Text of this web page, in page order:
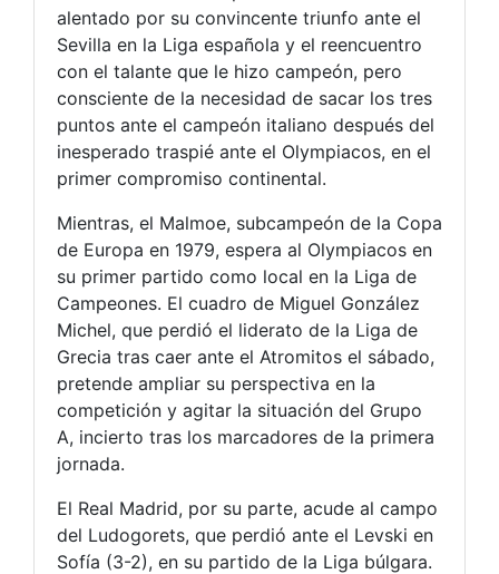
alentado por su convincente triunfo ante el
Sevilla en la Liga española y el reencuentro
con el talante que le hizo campeón, pero
consciente de la necesidad de sacar los tres
puntos ante el campeón italiano después del
inesperado traspié ante el Olympiacos, en el
primer compromiso continental.
Mientras, el Malmoe, subcampeón de la Copa
de Europa en 1979, espera al Olympiacos en
su primer partido como local en la Liga de
Campeones. El cuadro de Miguel González
Michel, que perdió el liderato de la Liga de
Grecia tras caer ante el Atromitos el sábado,
pretende ampliar su perspectiva en la
competición y agitar la situación del Grupo
A, incierto tras los marcadores de la primera
jornada.
El Real Madrid, por su parte, acude al campo
del Ludogorets, que perdió ante el Levski en
Sofía (3-2), en su partido de la Liga búlgara.